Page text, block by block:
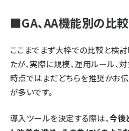
■GA、AA機能別の比較
ここまでまず大枠での比較と検
たが、実際に規模、運用ルール、
時点ではまだどちらを推奨かお
が多いです。
導入ツールを決定する際は、今後